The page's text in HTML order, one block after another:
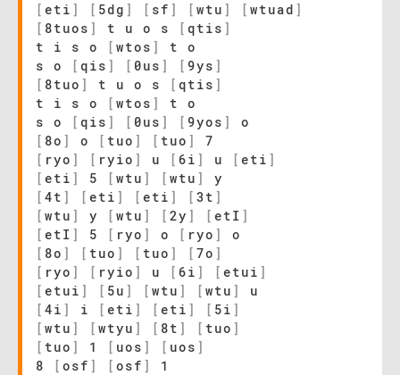
[ eti ] [ 5dg ] [ sf ] [ wtu ] [ wtuad ]
[ 8tuos ] t u o s [ qtis ]
t i s o
[ wtos ]
t o
s o
[ qis ] [ 0us ] [ 9ys ]
[ 8tuo ] t u o s [ qtis ]
t i s o
[ wtos ]
t o
s o
[ qis ] [ 0us ] [ 9yos ]
o
[ 8o ] o [ tuo ] [ tuo ]
7
[ ryo ] [ ryio ] u [ 6i ] u [ eti ]
[ eti ] 5 [ wtu ] [ wtu ]
y
[ 4t ] [ eti ] [ eti ] [ 3t ]
[ wtu ] y [ wtu ] [ 2y ] [ etI ]
[ etI ] 5 [ ryo ] o [ ryo ]
o
[ 8o ] [ tuo ] [ tuo ] [ 7o ]
[ ryo ] [ ryio ] u [ 6i ] [ etui ]
[ etui ] [ 5u ] [ wtu ] [ wtu ]
u
[ 4i ] i [ eti ] [ eti ] [ 5i ]
[ wtu ] [ wtyu ] [ 8t ] [ tuo ]
[ tuo ] 1 [ uos ] [ uos ]
8
[ osf ] [ osf ]
1